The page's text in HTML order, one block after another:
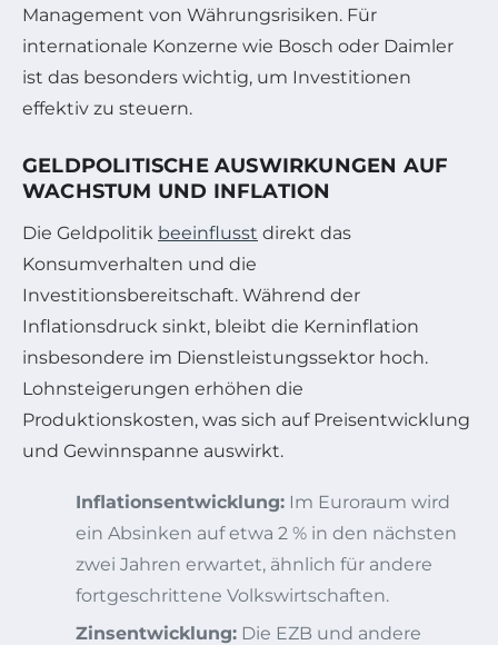
Management von Währungsrisiken. Für
internationale Konzerne wie Bosch oder Daimler
ist das besonders wichtig, um Investitionen
effektiv zu steuern.
GELDPOLITISCHE AUSWIRKUNGEN AUF
WACHSTUM UND INFLATION
Die Geldpolitik beeinflusst direkt das
Konsumverhalten und die
Investitionsbereitschaft. Während der
Inflationsdruck sinkt, bleibt die Kerninflation
insbesondere im Dienstleistungssektor hoch.
Lohnsteigerungen erhöhen die
Produktionskosten, was sich auf Preisentwicklung
und Gewinnspanne auswirkt.
Inflationsentwicklung: Im Euroraum wird
ein Absinken auf etwa 2 % in den nächsten
zwei Jahren erwartet, ähnlich für andere
fortgeschrittene Volkswirtschaften.
Zinsentwicklung: Die EZB und andere